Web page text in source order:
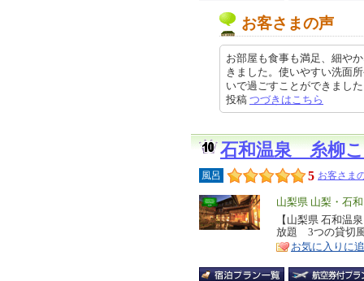
お客さまの声
お部屋も食事も満足、細や
きました。使いやすい洗面
いで過ごすことができまし
投稿 つづきはこちら
石和温泉 糸柳
風呂 5 お客さま
エ
リ
ア
山梨県 山梨・石
特
徴
【山梨県 石和温
放題 3つの貸切
お気に入りに